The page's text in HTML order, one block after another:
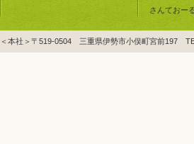
さんておー
＜本社＞〒519-0504 三重県伊勢市小俣町宮前197